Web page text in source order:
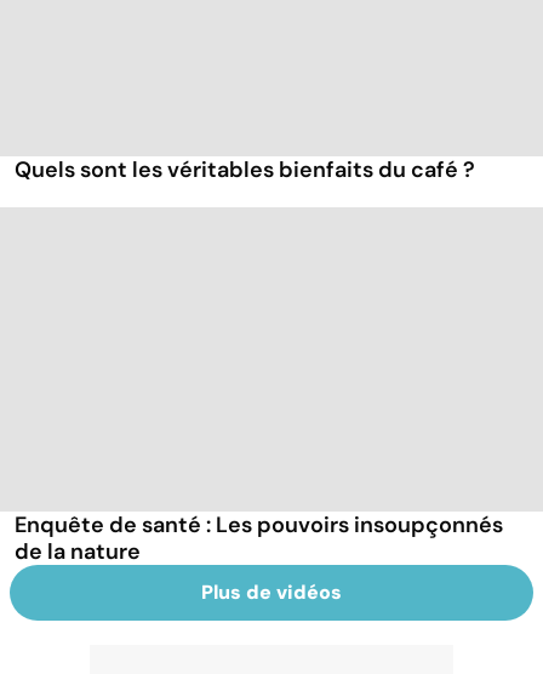
Quels sont les véritables bienfaits du café ?
Enquête de santé : Les pouvoirs insoupçonnés
de la nature
Plus de vidéos